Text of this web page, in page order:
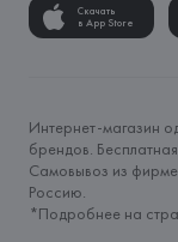
Скачать
в App Store
Интернет-магазин
брендов.
Самовывоз из
Россию.
*Подробнее на